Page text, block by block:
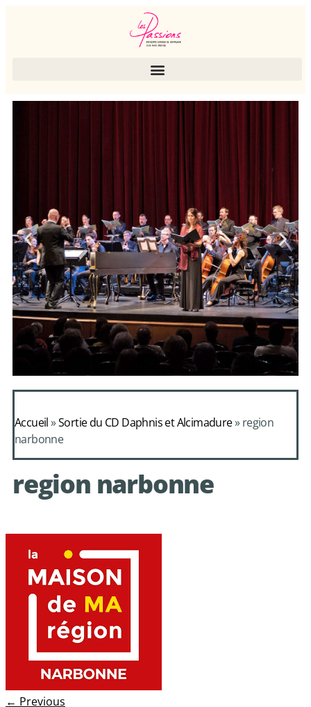
Alcimadure de
Mondonville
avec le choeur de
chambre Les Eléments
Accueil»Sortie du CD Daphnis et Alcimadure»region
narbonne
region narbonne
← Previous